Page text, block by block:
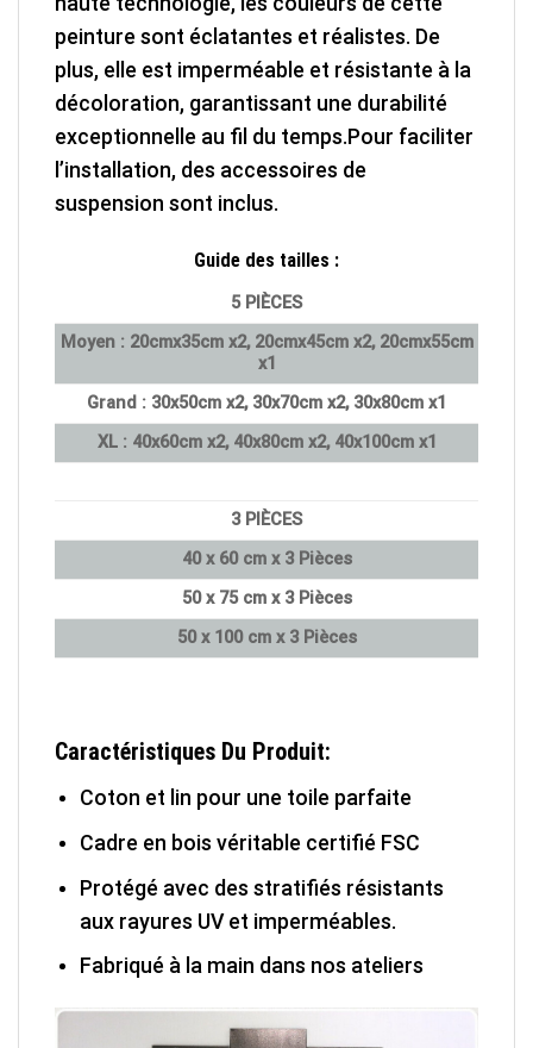
peinture sont éclatantes et réalistes. De
plus, elle est imperméable et résistante à la
décoloration, garantissant une durabilité
exceptionnelle au fil du temps.Pour faciliter
l’installation, des accessoires de
suspension sont inclus.
Guide des tailles :
5 PIÈCES
Moyen : 20cmx35cm x2, 20cmx45cm x2, 20cmx55cm
x1
Grand : 30x50cm x2, 30x70cm x2, 30x80cm x1
XL : 40x60cm x2, 40x80cm x2, 40x100cm x1
3 PIÈCES
40 x 60 cm x 3 Pièces
50 x 75 cm x 3 Pièces
50 x 100 cm x 3 Pièces
Caractéristiques Du Produit:
Coton et lin pour une toile parfaite
Cadre en bois véritable certifié FSC
Protégé avec des stratifiés résistants
aux rayures UV et imperméables.
Fabriqué à la main dans nos ateliers